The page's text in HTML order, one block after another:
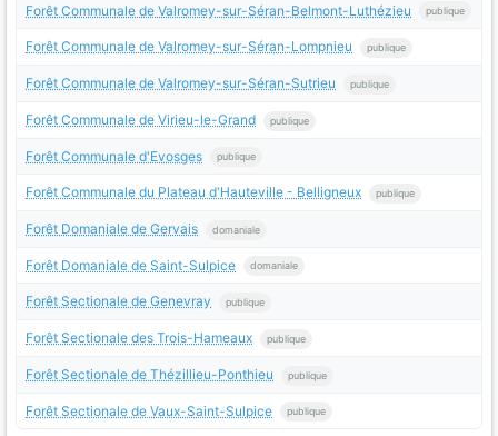
Forêt Communale de Valromey-sur-Séran-Belmont-Luthézieu publique
Forêt Communale de Valromey-sur-Séran-Lompnieu publique
Forêt Communale de Valromey-sur-Séran-Sutrieu publique
Forêt Communale de Virieu-le-Grand publique
Forêt Communale d'Evosges publique
Forêt Communale du Plateau d'Hauteville - Belligneux publique
Forêt Domaniale de Gervais domaniale
Forêt Domaniale de Saint-Sulpice domaniale
Forêt Sectionale de Genevray publique
Forêt Sectionale des Trois-Hameaux publique
Forêt Sectionale de Thézillieu-Ponthieu publique
Forêt Sectionale de Vaux-Saint-Sulpice publique